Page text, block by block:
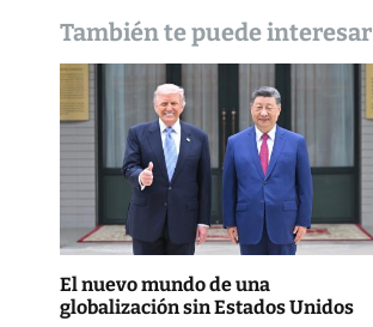
d
e
e
n
r
a
También te puede interesar
El nuevo mundo de una
globalización sin Estados Unidos